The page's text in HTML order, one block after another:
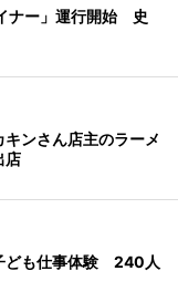
ナー」運行開始 史
ンさん店主のラーメ
店
ども仕事体験 240人